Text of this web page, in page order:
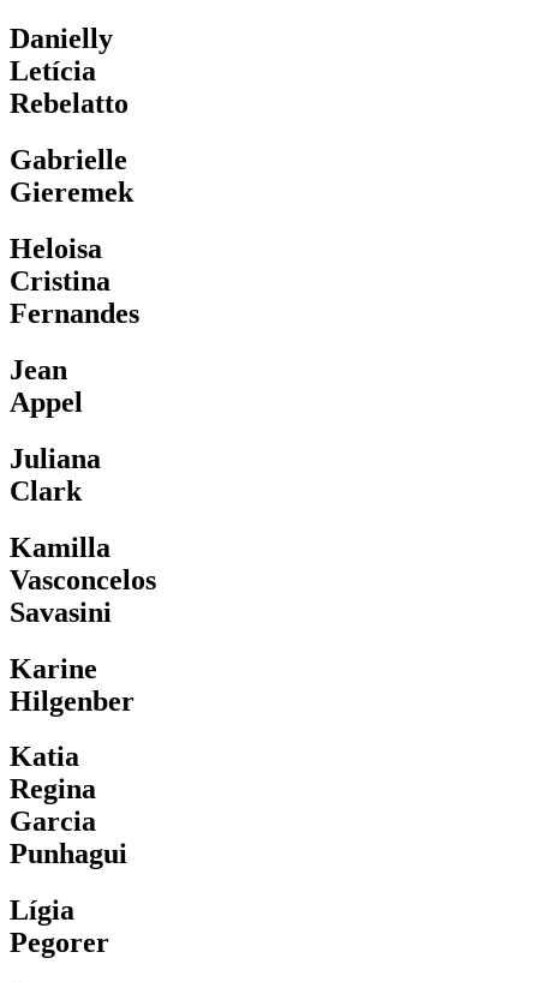
Danielly
Letícia
Rebelatto
Gabrielle
Gieremek
Heloisa
Cristina
Fernandes
Jean
Appel
Juliana
Clark
Kamilla
Vasconcelos
Savasini
Karine
Hilgenber
Katia
Regina
Garcia
Punhagui
Lígia
Pegorer